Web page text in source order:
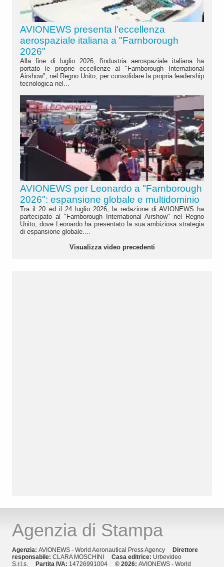
AVIONEWS presenta l'eccellenza
aerospaziale italiana a "Farnborough
2026"
Alla fine di luglio 2026, l'industria aerospaziale italiana ha
portato le proprie eccellenze al "Farnborough International
Airshow", nel Regno Unito, per consolidare la propria leadership
tecnologica nel...
AVIONEWS per Leonardo a "Farnborough
2026": espansione globale e multidominio
Tra il 20 ed il 24 luglio 2026, la redazione di AVIONEWS ha
partecipato al "Farnborough International Airshow" nel Regno
Unito, dove Leonardo ha presentato la sua ambiziosa strategia
di espansione globale....
Visualizza video precedenti
Agenzia di Stampa
Agenzia: AVIONEWS - World Aeronautical Press Agency
Direttore
responsabile: CLARA MOSCHINI Casa editrice: Urbevideo
S.r.l.s.
Partita IVA: 14726991004 © 2026: AVIONEWS - World